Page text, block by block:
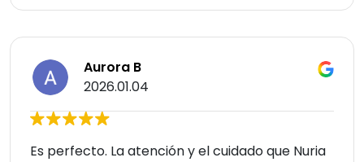
Aurora B
2026.01.04
Es perfecto. La atención y el cuidado que Nuria